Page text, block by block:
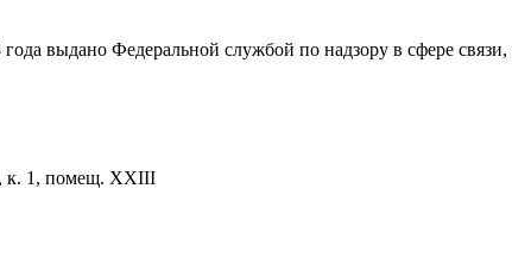
выдано Федеральной службой по надзору в сфере
к. 1, помещ. XXIII